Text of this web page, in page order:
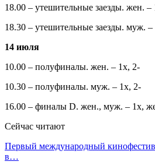
18.00 – утешительные заезды. жен. –
18.30 – утешительные заезды. муж. –
14 июля
10.00 – полуфиналы. жен. – 1х, 2-
10.30 – полуфиналы. муж. – 1х, 2-
16.00 – финалы D. жен., муж. – 1х,
Сейчас читают
Первый международный
в…